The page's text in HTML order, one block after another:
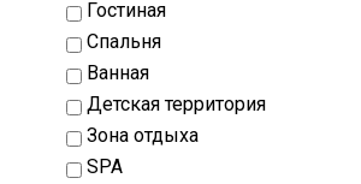
Гостиная
Спальня
Ванная
Детская территория
Зона отдыха
SPA